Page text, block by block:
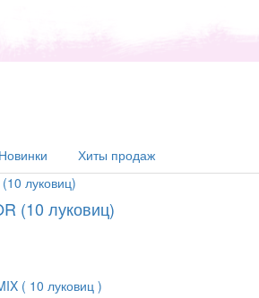
Новинки Хиты продаж
(10 луковиц)